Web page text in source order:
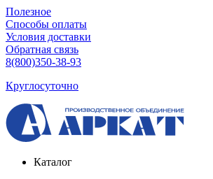
Полезное
Способы оплаты
Условия доставки
Обратная связь
8(800)350-38-93
Круглосуточно
Каталог